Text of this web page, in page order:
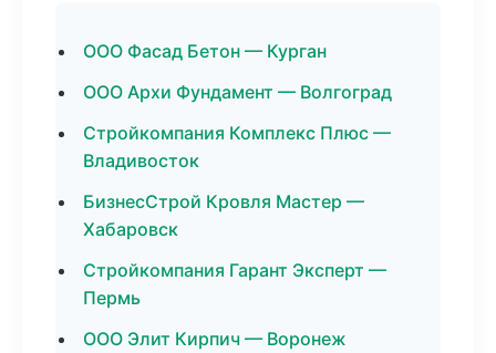
ООО Фасад Бетон — Курган
ООО Архи Фундамент — Волгоград
Стройкомпания Комплекс Плюс —
Владивосток
БизнесСтрой Кровля Мастер —
Хабаровск
Стройкомпания Гарант Эксперт —
Пермь
ООО Элит Кирпич — Воронеж